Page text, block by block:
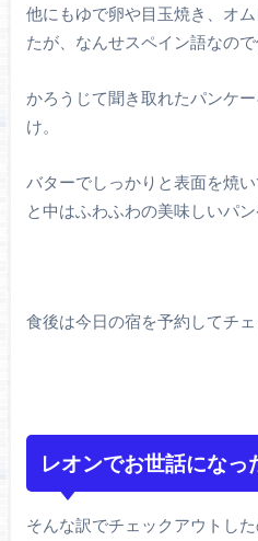
他にもゆで卵や目玉焼き、オ
たが、なんせスペイン語なの
かろうじて聞き取れたパンケ
け。
バターでしっかりと表面を焼
と中はふわふわの美味しいパン
食後は今日の宿を予約してチェ
レオンでお世話になっ
そんな訳でチェックアウトし